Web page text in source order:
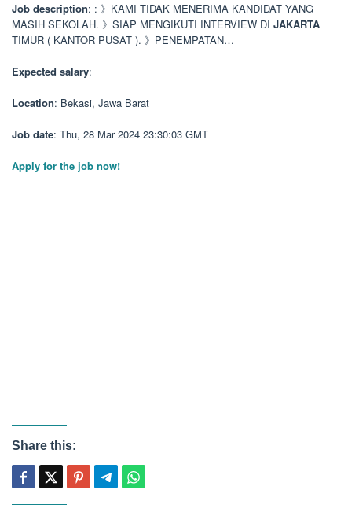
Job description: : 》KAMI TIDAK MENERIMA KANDIDAT YANG
MASIH SEKOLAH. 》SIAP MENGIKUTI INTERVIEW DI JAKARTA
TIMUR ( KANTOR PUSAT ). 》PENEMPATAN…
Expected salary:
Location: Bekasi, Jawa Barat
Job date: Thu, 28 Mar 2024 23:30:03 GMT
Apply for the job now!
Share this: